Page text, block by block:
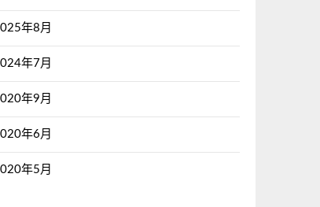
年8月
年7月
年9月
年6月
年5月